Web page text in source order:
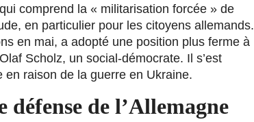
comprend la « militarisation forcée » de
en particulier pour les citoyens allemands.
en mai, a adopté une position plus ferme à
Scholz, un social-démocrate. Il s’est
raison de la guerre en Ukraine.
défense de l’Allemagne